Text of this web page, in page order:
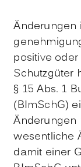
Änderungen
positive
Schutzgüter
§ 15 Abs. 1
(BImSchG)
Änderungen
wesentliche
damit einer